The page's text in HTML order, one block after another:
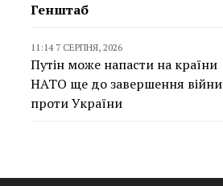
Генштаб
11:14 7 СЕРПНЯ, 2026
Путін може напасти на країни
НАТО ще до завершення війни
проти України